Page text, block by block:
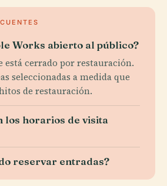
Works abierto al público?
está cerrado por restauración.
seleccionadas a medida que
de restauración.
los horarios de visita
reservar entradas?